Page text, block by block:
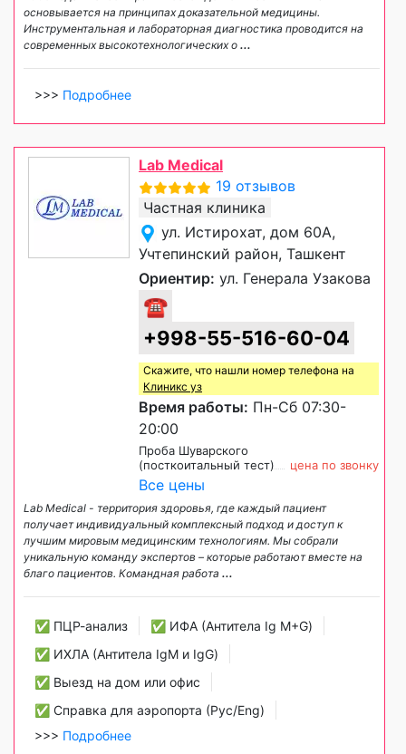
основывается на принципах доказательной медицины.
Инструментальная и лабораторная диагностика проводится на
современных высокотехнологических о ...
>>> Подробнее
Lab Medical
19 отзывов
Частная клиника
ул. Истирохат, дом 60А,
Учтепинский район, Ташкент
Ориентир: ул. Генерала Узакова
☎
+998-55-516-60-04
Скажите, что нашли номер телефона на
Клиникс уз
Время работы: Пн-Сб 07:30-
20:00
Проба Шуварского
(посткоитальный тест)
цена по звонку
Все цены
Lab Medical - территория здоровья, где каждый пациент
получает индивидуальный комплексный подход и доступ к
лучшим мировым медицинским технологиям. Мы собрали
уникальную команду экспертов – которые работают вместе на
благо пациентов. Командная работа ...
✅ ПЦР-анализ
✅ ИФА (Антитела Ig М+G)
✅ ИХЛА (Антитела IgM и IgG)
✅ Выезд на дом или офис
✅ Справка для аэропорта (Рус/Eng)
>>> Подробнее